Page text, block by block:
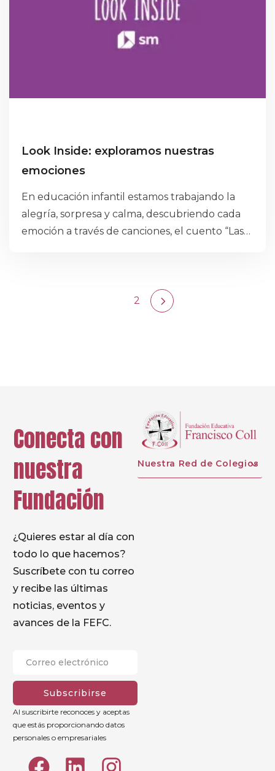
Look Inside: exploramos nuestras
emociones
En educación infantil estamos trabajando la
alegría, sorpresa y calma, descubriendo cada
emoción a través de canciones, el cuento “Las
2
Conecta con
nuestra
Fundación
¿Quieres estar al día con
todo lo que hacemos?
Suscríbete con tu correo
y recibe las últimas
noticias, eventos y
avances de la FEFC.
Subscribirse
Al suscribirte reconoces y aceptas
que estás proporcionando datos
personales o empresariales
Nuestra Red de Colegios